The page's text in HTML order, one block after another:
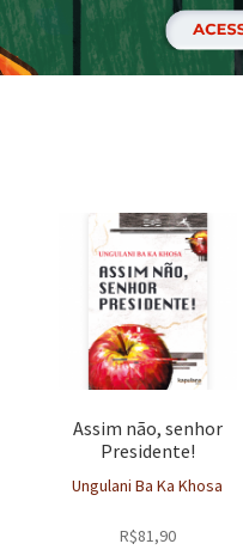
Assim não, senhor
Presidente!
Ungulani Ba Ka Khosa
R$81,90